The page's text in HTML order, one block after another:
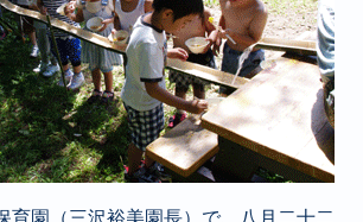
内
高原文学賞
育園（三沢裕美園長）で、八月二十二